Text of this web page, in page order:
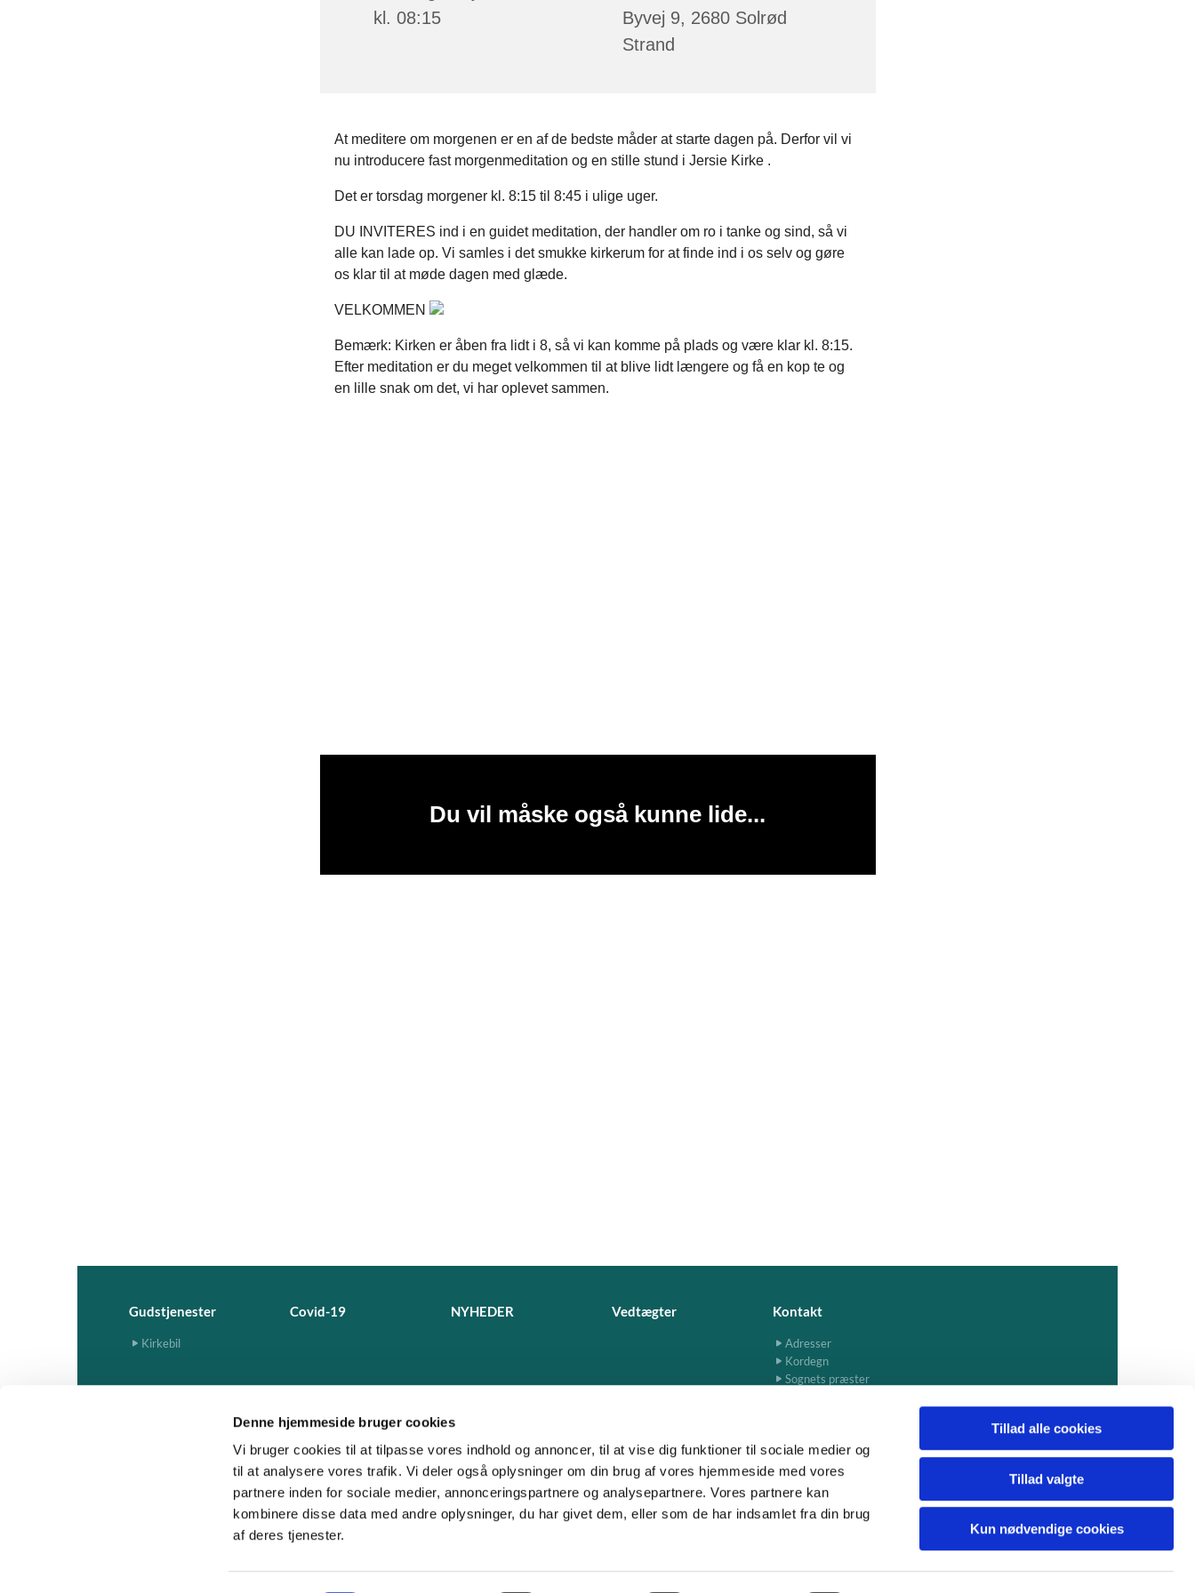
Denne hjemmeside bruger cookies
Vi bruger cookies til at tilpasse vores indhold og annoncer, til at vise dig funktioner til sociale medier og
til at analysere vores trafik. Vi deler også oplysninger om din brug af vores hjemmeside med vores
partnere inden for sociale medier, annonceringspartnere og analysepartnere. Vores partnere kan
kombinere disse data med andre oplysninger, du har givet dem, eller som de har indsamlet fra din brug
af deres tjenester.
Tillad alle cookies
Tillad valgte
Kun nødvendige cookies
kl. 08:15
Byvej 9, 2680 Solrød
Strand
At meditere om morgenen er en af de bedste måder at starte dagen på. Derfor vil vi
nu introducere fast morgenmeditation og en stille stund i Jersie Kirke .
Det er torsdag morgener kl. 8:15 til 8:45 i ulige uger.
DU
INVITERES ind i en guidet meditation, der handler om ro i tanke og sind, så vi
alle kan lade op. Vi samles i det smukke kirkerum for at finde ind i os selv og gøre
os klar til at møde dagen med glæde.
VELKOMMEN
Bemærk: Kirken er åben fra lidt i 8, så vi kan komme på plads og være klar kl. 8:15.
Efter meditation er du meget velkommen til at blive lidt længere og få en kop te og
en lille snak om det, vi har oplevet sammen.
Du vil måske også kunne lide...
Gudstjenester
Kirkebil
Covid-19 NYHEDER Vedtægter Kontakt
Adresser
Kordegn
Sognets præster
www.jersie-skensved.dk · Ndr. Byvej 13, 2680 Solrød